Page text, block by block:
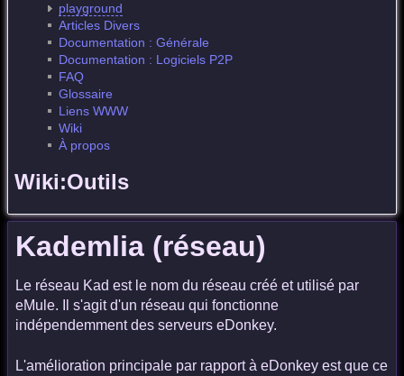
playground
Articles Divers
Documentation : Générale
Documentation : Logiciels P2P
FAQ
Glossaire
Liens WWW
Wiki
À propos
Wiki:Outils
Kademlia (réseau)
Le réseau Kad est le nom du réseau créé et utilisé par
eMule. Il s'agit d'un réseau qui fonctionne
indépendemment des serveurs eDonkey.
L'amélioration principale par rapport à eDonkey est que ce